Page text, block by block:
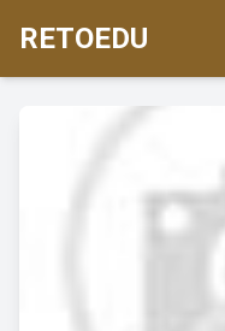
RETOEDU